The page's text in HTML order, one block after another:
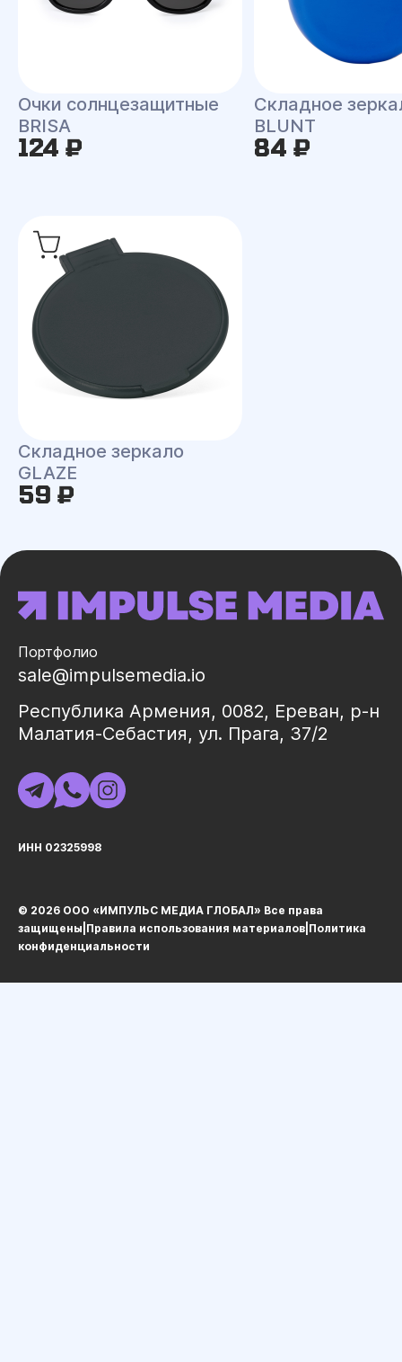
Очки солнцезащитные
BRISA
124 ₽
Складное
BLUNT
84 ₽
Складное зеркало
GLAZE
59 ₽
Портфолио
sale@impulsemedia.io
Республика Армения, 0082, Ереван, р-н
Малатия-Себастия, ул. Прага, 37/2
ИНН 02325998
© 2026 ООО «ИМПУЛЬС МЕДИА ГЛОБАЛ» Все права
защищеныㅤ|ㅤ Правила использования материалов Политика
конфиденциальности